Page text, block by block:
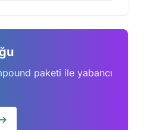
paketi ile yabancı